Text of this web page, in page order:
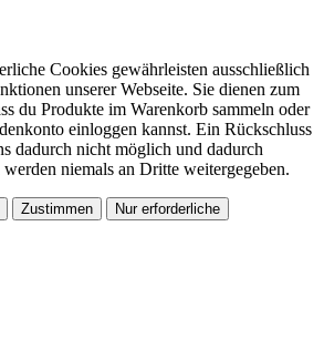
Cookies gewährleisten ausschließlich
unserer Webseite. Sie dienen zum
du Produkte im Warenkorb sammeln oder
einloggen kannst. Ein Rückschluss
dadurch nicht möglich und dadurch
niemals an Dritte weitergegeben.
Zustimmen Nur erforderliche